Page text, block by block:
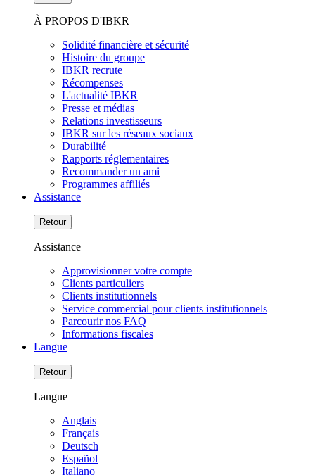
À PROPOS D'IBKR
Solidité financière et sécurité
Histoire du groupe
IBKR recrute
Récompenses
L'actualité IBKR
Presse et médias
Relations investisseurs
IBKR sur les réseaux sociaux
Durabilité
Rapports réglementaires
Recommander un ami
Programmes affiliés
Assistance
Retour
Assistance
Approvisionner votre compte
Clients particuliers
Clients institutionnels
Service commercial pour clients institutionnels
Parcourir nos FAQ
Informations fiscales
Langue
Retour
Langue
Anglais
Français
Deutsch
Español
Italiano